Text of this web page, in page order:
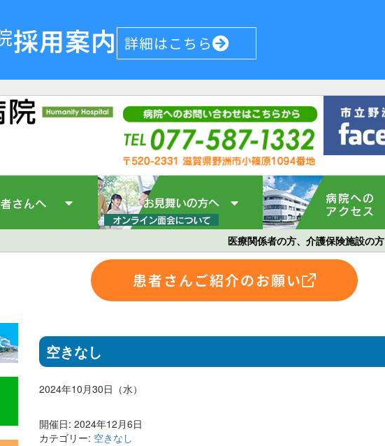
採用案内 詳細はこちら
医療関係者の方、介護保険施設の方
患者さんご紹介のお願い
空きなし
2024年10月30日（水）
開催日: 2024年12月6日
カテゴリー: 空きなし